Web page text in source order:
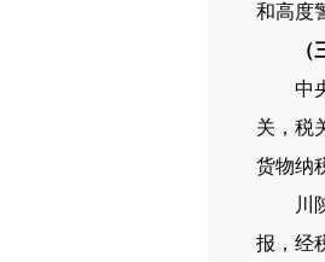
和高度
中央
关，税
货物纳
川陕
报，经